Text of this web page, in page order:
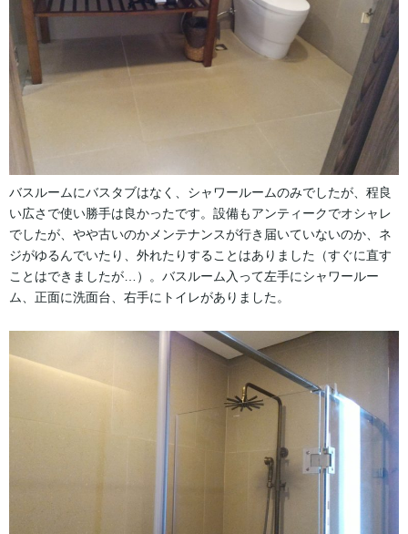
バスルームにバスタブはなく、シャワールームのみでしたが、程良
い広さで使い勝手は良かったです。設備もアンティークでオシャレ
でしたが、やや古いのかメンテナンスが行き届いていないのか、ネ
ジがゆるんでいたり、外れたりすることはありました（すぐに直す
ことはできましたが…）。バスルーム入って左手にシャワールー
ム、正面に洗面台、右手にトイレがありました。